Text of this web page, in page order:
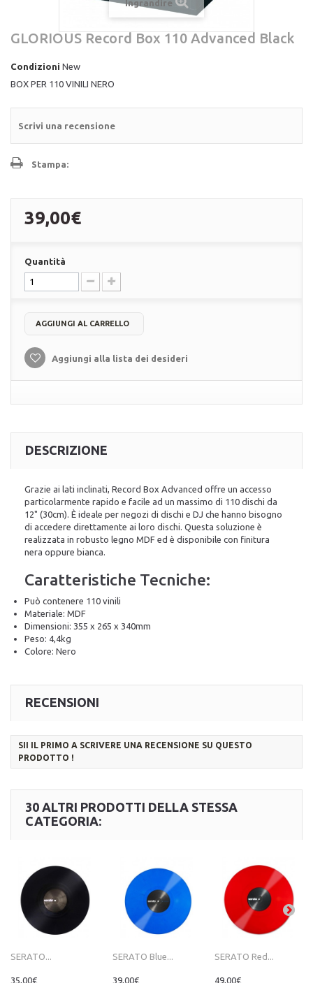
Ingrandire
GLORIOUS Record Box 110 Advanced Black
Condizioni New
BOX PER 110 VINILI NERO
Scrivi una recensione
Stampa:
39,00€
Quantità
AGGIUNGI AL CARRELLO
Aggiungi alla lista dei desideri
DESCRIZIONE
Grazie ai lati inclinati, Record Box Advanced offre un accesso
particolarmente rapido e facile ad un massimo di 110 dischi da
12" (30cm). È ideale per negozi di dischi e DJ che hanno bisogno
di accedere direttamente ai loro dischi. Questa soluzione è
realizzata in robusto legno MDF ed è disponibile con finitura
nera oppure bianca.
Caratteristiche Tecniche:
Può contenere 110 vinili
Materiale: MDF
Dimensioni: 355 x 265 x 340mm
Peso: 4,4kg
Colore: Nero
RECENSIONI
SII IL PRIMO A SCRIVERE UNA RECENSIONE SU QUESTO
PRODOTTO !
30 ALTRI PRODOTTI DELLA STESSA
CATEGORIA:
SERATO...
35,00€
SERATO Blue...
39,00€
SERATO Red...
49,00€